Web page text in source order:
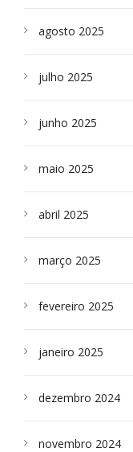
agosto 2025
julho 2025
junho 2025
maio 2025
abril 2025
março 2025
fevereiro 2025
janeiro 2025
dezembro 2024
novembro 2024